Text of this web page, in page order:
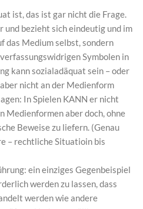
ist, das ist gar nicht die Frage.
bezieht sich eindeutig und im
das Medium selbst, sondern
Symbolen in
kann sozialadäquat sein – oder
nicht an der Medienform
In Spielen KANN er nicht
Medienformen aber doch, ohne
Beweise zu liefern. (Genau
– rechtliche Situatioin bis
ein einziges Gegenbeispiel
werden zu lassen, dass
werden wie andere